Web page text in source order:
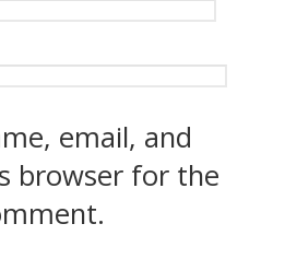
email, and
browser for the